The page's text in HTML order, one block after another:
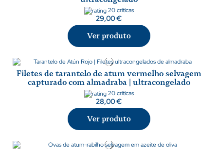
20 críticas
29,00 €
Ver produto
Filetes de tarantelo de atum vermelho selvagem
capturado com almadraba | ultracongelado
20 críticas
28,00 €
Ver produto